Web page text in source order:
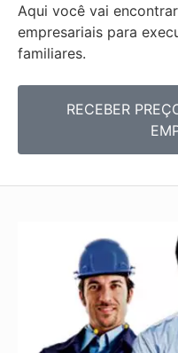
Aqui você vai
empresariais para
familiares.
RECEBER